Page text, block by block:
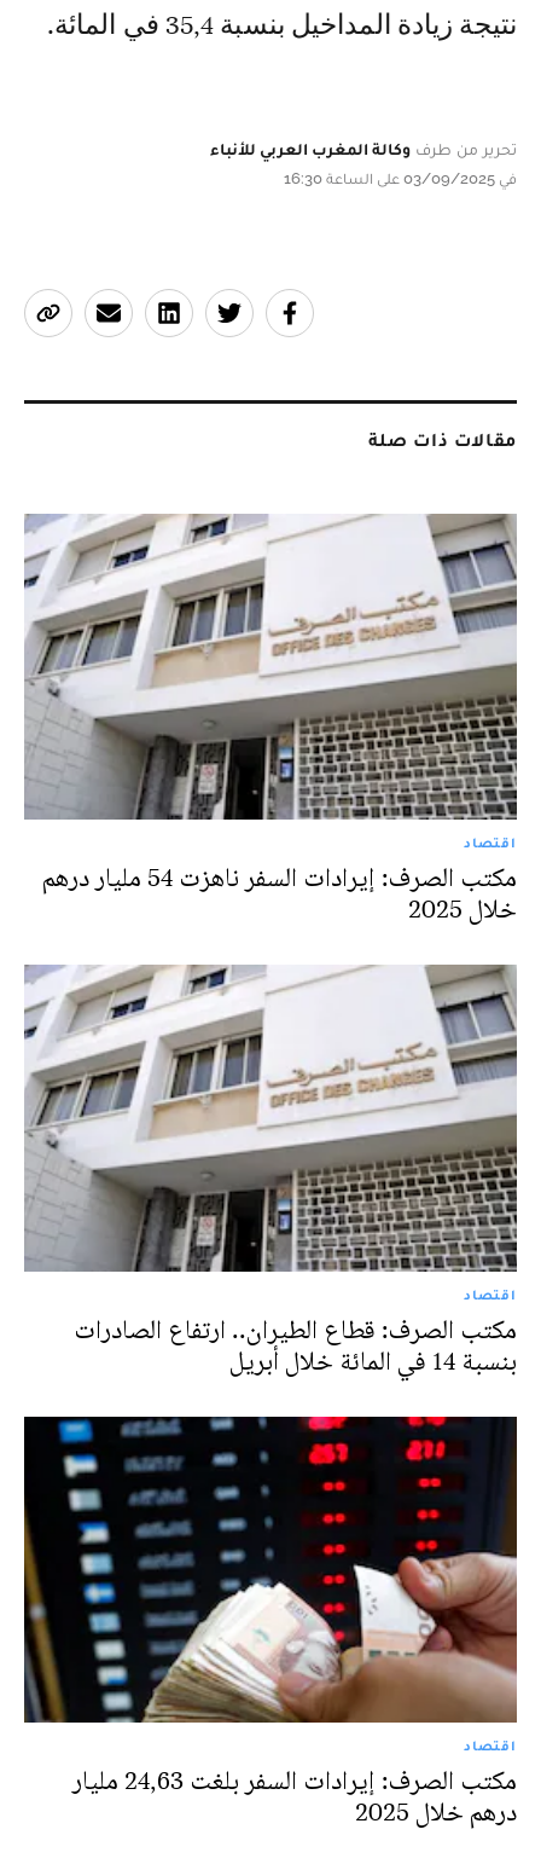
نتيجة زيادة المداخيل بنسبة 35,4 في المائة.
تحرير من طرف وكالة المغرب العربي للأنباء
في 03/09/2025 على الساعة 16:30
مقالات ذات صلة
اقتصاد
مكتب الصرف: إيرادات السفر ناهزت 54 مليار درهم
خلال 2025
اقتصاد
مكتب الصرف: قطاع الطيران.. ارتفاع الصادرات
بنسبة 14 في المائة خلال أبريل
اقتصاد
مكتب الصرف: إيرادات السفر بلغت 24,63 مليار
درهم خلال 2025